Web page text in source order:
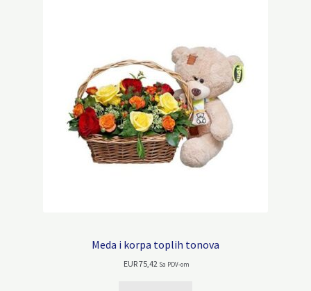
Meda i korpa toplih tonova
EUR75,42 Sa PDV-om